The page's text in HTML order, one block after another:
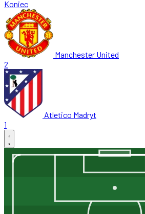
Koniec
Manchester United
2
Atletico Madryt
1